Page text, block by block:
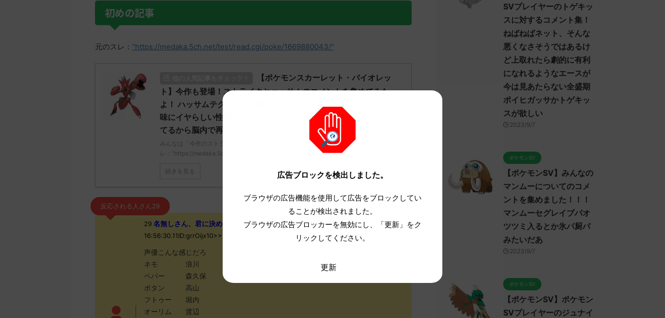
初めの記事
元のスレ： "https://medaka.5ch.net/test/read.cgi/poke/1669880043/"
【ポケモンスカーレット・バイオレッ
ト】今作も登場！ストライクとハッサムのコメントを集めてみた
よ！ ハッサムテクニシャン鋼テラスバレパンマンやくさわけで地
味にイヤらしい性能になったよな ハッサムの話し方って桜井に似
てるから脳内で再生される
みんなは「今作のストライク、ハッサム」についてどう思ってる？ 初めの記事 元のス
レ："https://medaka.5ch.net/test/read.cgi/poke/1669627829/" 反応 ...
続きを見る
反応される人さん29
29 名無しさん、君に決めた！ (ﾜｯﾁｮｲW 5724-o0jJ)2022/12/01(木)
16:56:30.11ID:grrOijx10>>33>>39>>43>>46>>207
声優こんな感じだろ
ネモ 浪川
ペパー 森久保
ボタン 高山
フトゥー 堀内
オーリム 渡辺
SVプレイヤーのトゲキッ
スに対するコメント集！
ねばねばネット、そんな
悪くなさそうではあるけ
ど上取れたら劇的に有利
になれるようなエースが
今は見あたらない全盛期
ポイヒガッサかトゲキッ
スが欲しい
2023/9/7
ポケモンSV
【ポケモンSV】みんなの
マンムーについてのコメ
ントを集めました！！！
マンムーセグレイブパオ
ツツミ入るとか氷パ厨パ
みたいだあ
2023/9/7
ポケモンSV
【ポケモンSV】ポケモン
SVプレイヤーのジュナイ
広告ブロックを検出しました。
ブラウザの広告機能を使用して広告をブロックしてい
ることが検出されました。
ブラウザの広告ブロッカーを無効にし、「更新」をク
リックしてください。
更新